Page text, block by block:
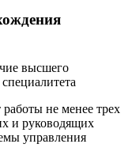
высшего
не менее трех
и руководящих
управления